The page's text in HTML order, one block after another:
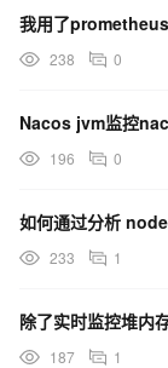
我用了
238 0
Nacos jvm监控
196 0
233 1
187 1